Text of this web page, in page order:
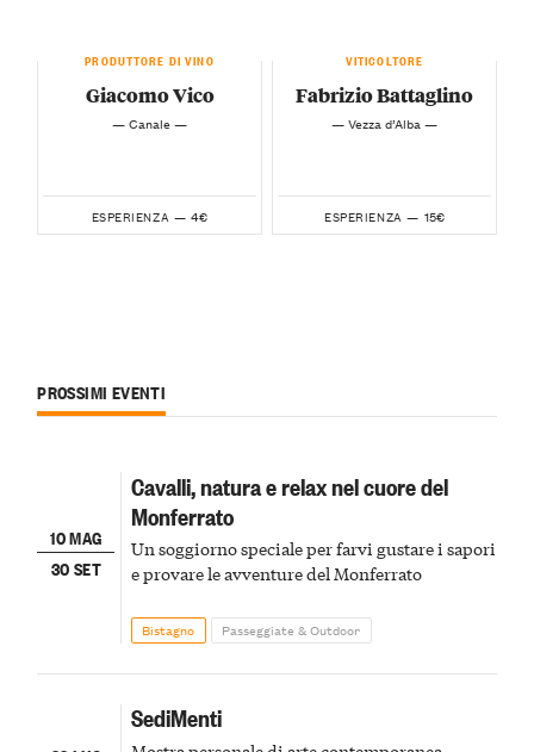
PRODUTTORE DI VINO
Giacomo Vico
— Canale —
ESPERIENZA — 4€
VITICOLTORE
Fabrizio Battaglino
— Vezza d’Alba —
ESPERIENZA — 15€
PROSSIMI EVENTI
10 MAG
30 SET
Cavalli, natura e relax nel cuore del
Monferrato
Un soggiorno speciale per farvi gustare i sapori
e provare le avventure del Monferrato
Bistagno Passeggiate & Outdoor
SediMenti